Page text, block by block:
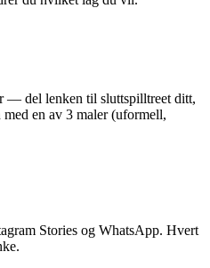
— del lenken til sluttspilltreet ditt,
en av 3 maler (uformell,
Stories og WhatsApp. Hvert